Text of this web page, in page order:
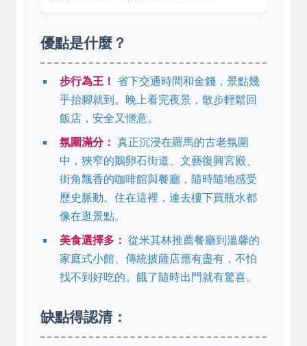
優點是什麼？
步行為王！ 省下交通時間和金錢，景點幾
乎抬腳就到。晚上看完夜景，散步輕鬆回
飯店，安全又愜意。
氛圍滿分： 真正沉浸在羅馬的古老氛圍
中，狹窄的鵝卵石街道、文藝復興宮殿、
街角飄香的咖啡館與餐廳，隨時隨地感受
歷史脈動。住在這裡，連去樓下買瓶水都
像在逛景點。
美食選擇多： 從米其林推薦餐廳到溫馨的
家庭式小館、傳統披薩店應有盡有，不怕
找不到好吃的。餓了隨時出門就有驚喜。
缺點得認清：